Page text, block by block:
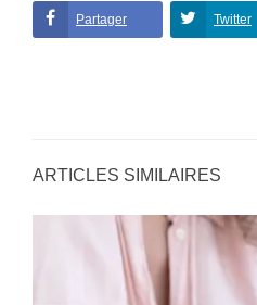
Partager Twitter
ARTICLES SIMILAIRES